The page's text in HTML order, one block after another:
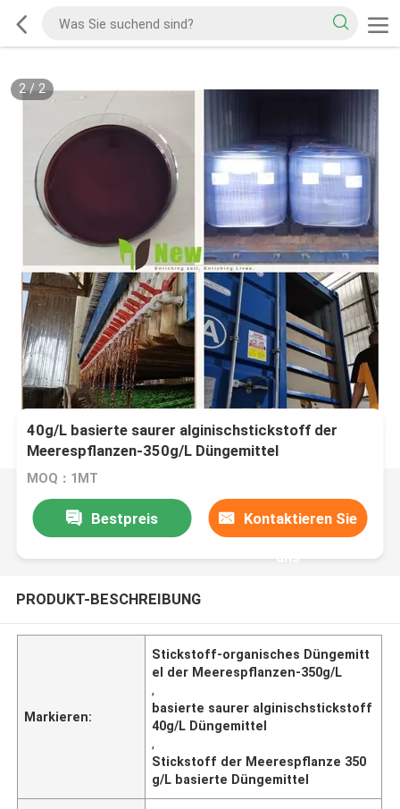
2/2
40g/L basierte saurer alginischstickstoff der
Meerespflanzen-350g/L Düngemittel
MOQ：1MT
Bestpreis Kontaktieren Sie
uns
PRODUKT-BESCHREIBUNG
Markieren:
Stickstoff-organisches Düngemitt
el der Meerespflanzen-350g/L
,
basierte saurer alginischstickstoff
40g/L Düngemittel
,
Stickstoff der Meerespflanze 350
g/L basierte Düngemittel